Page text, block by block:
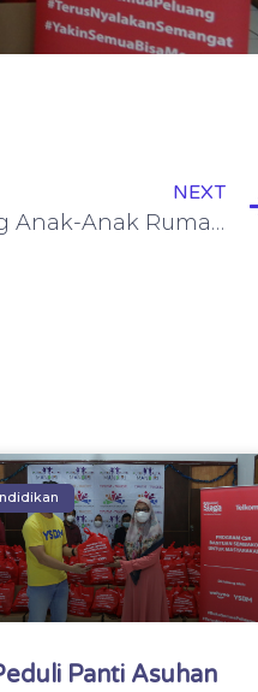
NEXT
YSBM Gelar Acara Outing Anak-Anak Rumah Belajar di #YouSeeABetterMe 2022
Panti Asuhan